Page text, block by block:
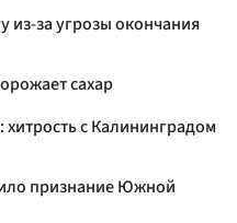
из-за угрозы окончания
сахар
с Калининградом
признание Южной